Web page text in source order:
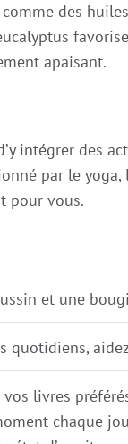
comme des
apaisant.
intégrer des
par le
pour vous.
et une
quotidiens,
livres
chaque